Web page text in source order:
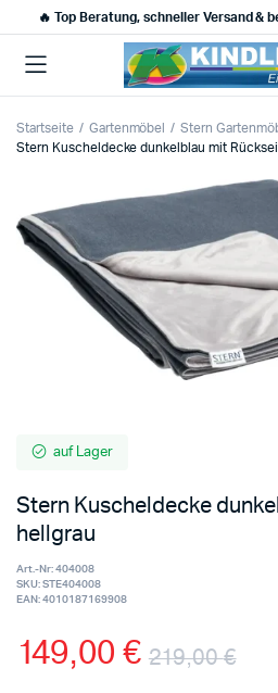
🔥 Top Beratung, schneller Versand &
Startseite Gartenmöbel
Stern
Stern Kuscheldecke dunkelblau mit
auf Lager
Stern Kuscheldecke
hellgrau
Art.-Nr:404008
SKU: STE404008
EAN:4010187169908
219,00€
149,00€